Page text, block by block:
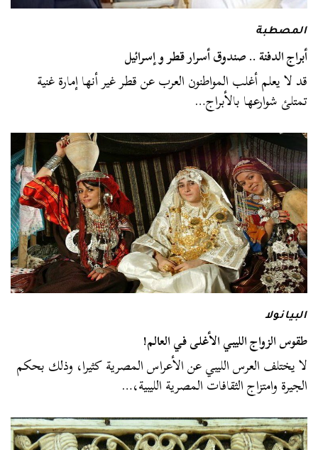
المصطبة
أبراج الدفنة .. صندوق أسرار قطر و إسرائيل
قد لا يعلم أغلب المواطنون العرب عن قطر غير أنها إمارة غنية
تمتلئ شوارعها بالأبراج…
البيانولا
طقوس الزواج الليبي الأغلى في العالم!
لا يختلف العرس الليبي عن الأعراس المصرية كثيرا، وذلك بحكم
الجيرة وامتزاج الثقافات المصرية الليبية،…